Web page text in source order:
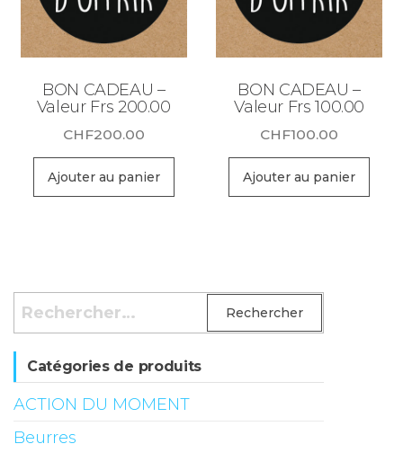
BON CADEAU –
Valeur Frs 200.00
CHF200.00
Ajouter au panier
BON CADEAU –
Valeur Frs 100.00
CHF100.00
Ajouter au panier
Rechercher :
Catégories de produits
ACTION DU MOMENT
Beurres